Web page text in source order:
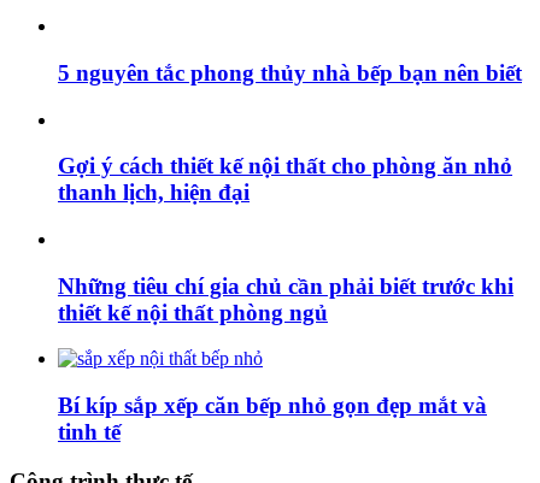
5 nguyên tắc phong thủy nhà bếp bạn nên biết
Gợi ý cách thiết kế nội thất cho phòng ăn nhỏ
thanh lịch, hiện đại
Những tiêu chí gia chủ cần phải biết trước khi
thiết kế nội thất phòng ngủ
Bí kíp sắp xếp căn bếp nhỏ gọn đẹp mắt và
tinh tế